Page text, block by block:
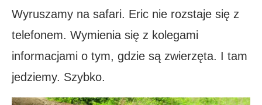
Wyruszamy na safari. Eric nie rozstaje się z
telefonem. Wymienia się z kolegami
informacjami o tym, gdzie są zwierzęta. I tam
jedziemy. Szybko.